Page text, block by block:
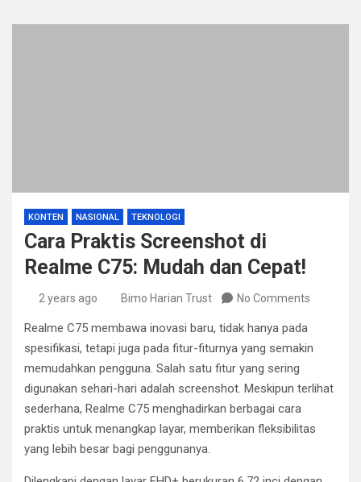
KONTEN NASIONAL TEKNOLOGI
Cara Praktis Screenshot di
Realme C75: Mudah dan Cepat!
2 years ago Bimo Harian Trust No Comments
Realme C75 membawa inovasi baru, tidak hanya pada
spesifikasi, tetapi juga pada fitur-fiturnya yang semakin
memudahkan pengguna. Salah satu fitur yang sering
digunakan sehari-hari adalah screenshot. Meskipun terlihat
sederhana, Realme C75 menghadirkan berbagai cara
praktis untuk menangkap layar, memberikan fleksibilitas
yang lebih besar bagi penggunanya.